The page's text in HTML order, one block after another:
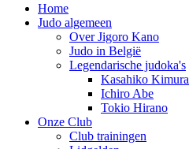
Home
Judo algemeen
Over Jigoro Kano
Judo in België
Legendarische judoka's
Kasahiko Kimura
Ichiro Abe
Tokio Hirano
Onze Club
Club trainingen